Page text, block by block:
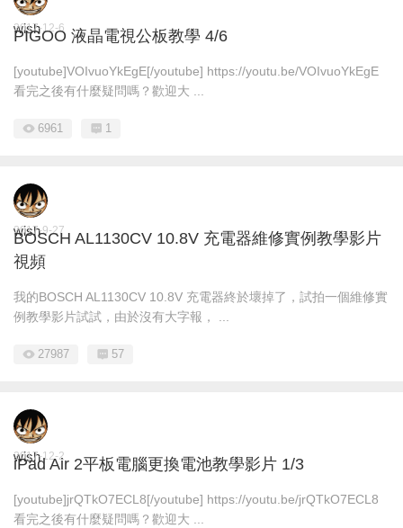
wish
2017-12-6
PIGOO 液晶電視公板教學 4/6
[youtube]VOIvuoYkEgE[/youtube] https://youtu.be/VOIvuoYkEgE
看完之後有什麼疑問嗎？歡迎大 ...
6961 1
wish
2017-9-27
BOSCH AL1130CV 10.8V 充電器維修實例教學影片
視頻
我的BOSCH AL1130CV 10.8V 充電器終於壞掉了，試拍一個維修實
例教學影片試試，由於沒有大字報， ...
27987 57
wish
2017-12-2
iPad Air 2平板電腦更換電池教學影片 1/3
[youtube]jrQTkO7ECL8[/youtube] https://youtu.be/jrQTkO7ECL8
看完之後有什麼疑問嗎？歡迎大 ...